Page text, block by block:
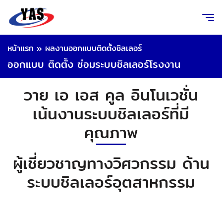
หน้าแรก » ผลงานออกแบบติดตั้งชิลเลอร์
ออกแบบ ติดตั้ง ซ่อมระบบชิลเลอร์โรงงาน
วาย เอ เอส คูล อินโนเวชั่น
เน้นงานระบบชิลเลอร์ที่มี
คุณภาพ
ผู้เชี่ยวชาญทางวิศวกรรม ด้าน
ระบบชิลเลอร์อุตสาหกรรม